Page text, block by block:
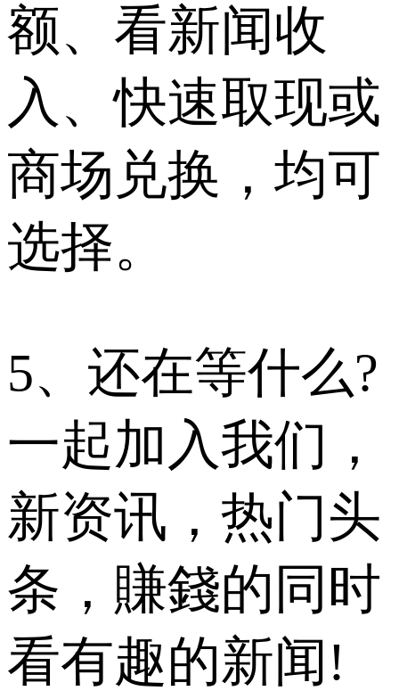
额、看新闻收
入、快速取现或
商场兑换，均可
选择。
5、还在等什么?
一起加入我们，
新资讯，热门头
条，賺錢的同时
看有趣的新闻!